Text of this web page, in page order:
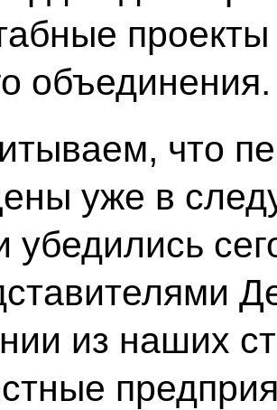
проекты
объединения.
что
уже в
убедились
из наших